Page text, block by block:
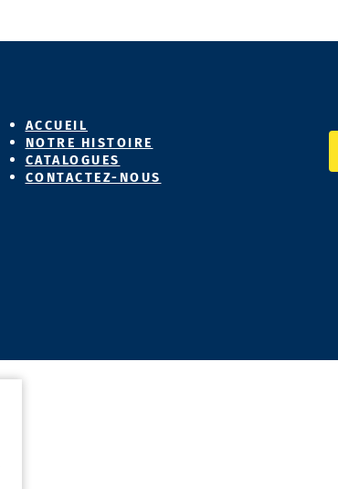
ACCUEIL
NOTRE HISTOIRE
CATALOGUES
CONTACTEZ-NOUS